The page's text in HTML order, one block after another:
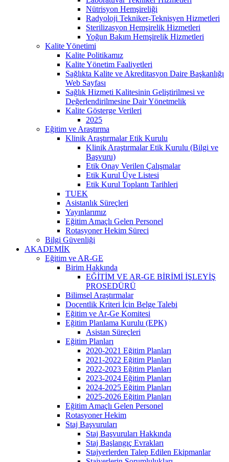
Nütrisyon Hemşireliği
Radyoloji Tekniker-Teknisyen Hizmetleri
Sterilizasyon Hemşirelik Hizmetleri
Yoğun Bakım Hemşirelik Hizmetleri
Kalite Yönetimi
Kalite Politikamız
Kalite Yönetim Faaliyetleri
Sağlıkta Kalite ve Akreditasyon Daire Başkanlığı
Web Sayfası
Sağlık Hizmeti Kalitesinin Geliştirilmesi ve
Değerlendirilmesine Dair Yönetmelik
Kalite Gösterge Verileri
2025
Eğitim ve Araştırma
Klinik Araştırmalar Etik Kurulu
Klinik Araştırmalar Etik Kurulu (Bilgi ve
Başvuru)
Etik Onay Verilen Çalışmalar
Etik Kurul Üye Listesi
Etik Kurul Toplantı Tarihleri
TUEK
Asistanlık Süreçleri
Yayınlarımız
Eğitim Amaçlı Gelen Personel
Rotasyoner Hekim Süreci
Bilgi Güvenliği
AKADEMİK
Eğitim ve AR-GE
Birim Hakkında
EĞİTİM VE AR-GE BİRİMİ İŞLEYİŞ
PROSEDÜRÜ
Bilimsel Araştırmalar
Doçentlik Kriteri İçin Belge Talebi
Eğitim ve Ar-Ge Komitesi
Eğitim Planlama Kurulu (EPK)
Asistan Süreçleri
Eğitim Planları
2020-2021 Eğitim Planları
2021-2022 Eğitim Planları
2022-2023 Eğitim Planları
2023-2024 Eğitim Planları
2024-2025 Eğitim Planları
2025-2026 Eğitim Planları
Eğitim Amaçlı Gelen Personel
Rotasyoner Hekim
Staj Başvuruları
Staj Başvuruları Hakkında
Staj Başlangıç Evrakları
Stajyerlerden Talep Edilen Ekipmanlar